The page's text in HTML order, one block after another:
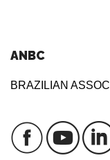
ANBC
BRAZILIAN